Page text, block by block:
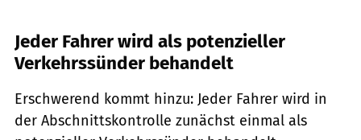
Jeder Fahrer wird als potenzieller
Verkehrssünder behandelt
Erschwerend kommt hinzu: Jeder Fahrer wird in
der Abschnittskontrolle zunächst einmal als